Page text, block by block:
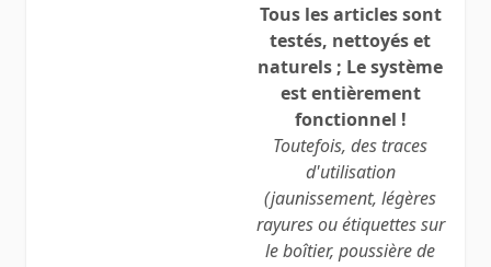
Tous les articles sont
testés, nettoyés et
naturels ; Le système
est entièrement
fonctionnel !
Toutefois, des traces
d'utilisation
(jaunissement, légères
rayures ou étiquettes sur
le boîtier, poussière de